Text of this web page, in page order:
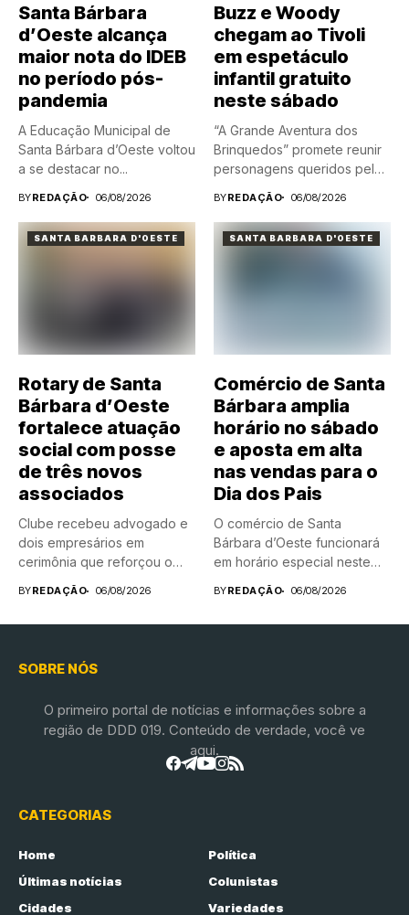
Santa Bárbara
d’Oeste alcança
maior nota do IDEB
no período pós-
pandemia
A Educação Municipal de
Santa Bárbara d’Oeste voltou
a se destacar no...
BYREDAÇÃO 06/08/2026
Buzz e Woody
chegam ao Tivoli
em espetáculo
infantil gratuito
neste sábado
“A Grande Aventura dos
Brinquedos” promete reunir
personagens queridos pelas
BYREDAÇÃO 06/08/2026
SANTA BARBARA D'OESTE
Rotary de Santa
Bárbara d’Oeste
fortalece atuação
social com posse
de três novos
associados
Clube recebeu advogado e
dois empresários em
cerimônia que reforçou o
BYREDAÇÃO 06/08/2026
SANTA BARBARA D'OESTE
Comércio de Santa
Bárbara amplia
horário no sábado
e aposta em alta
nas vendas para o
Dia dos Pais
O comércio de Santa
Bárbara d’Oeste funcionará
em horário especial neste
BYREDAÇÃO 06/08/2026
SOBRE NÓS
O primeiro portal de notícias e informações sobre a
região de DDD 019. Conteúdo de verdade, você ve
aqui.
CATEGORIAS
Home
Política
Últimas notícias
Colunistas
Cidades
Variedades